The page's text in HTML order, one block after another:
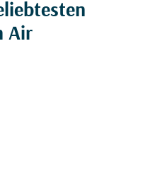
Air